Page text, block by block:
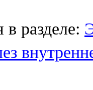
разделе: